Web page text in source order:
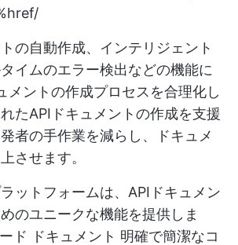
の自動作成、インテリジェント
イムのエラー検出などの機能に
メントの作成プロセスを合理化し
たAPIドキュメントの作成を支援
者の手作業を減らし、ドキュメ
させます。
ットフォームは、APIドキュメン
のユニークな機能を提供しま
ド ドキュメント 明確で簡潔なコ